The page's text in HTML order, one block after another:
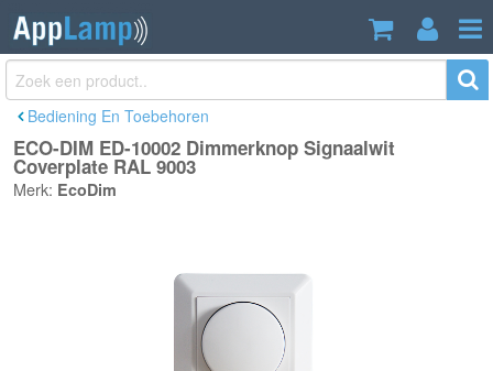
ECO-DIM ED-10002 Dimmerknop
Signaalwit Coverplate RAL 9003
€9,95
Bediening En Toebehoren
ECO-DIM ED-10002 Dimmerknop Signaalwit
Coverplate RAL 9003
Merk: EcoDim